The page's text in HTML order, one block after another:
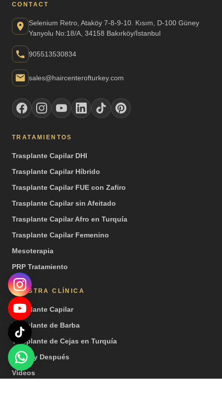
CONTACT
Selenium Retro, Ataköy 7-8-9-10. Kısım, D-100 Güney
Yanyolu No:18/A, 34158 Bakırköy/İstanbul
905513530834
sales@haircenterofturkey.com
TRATAMIENTOS
Trasplante Capilar DHI
Trasplante Capilar Híbrido
Trasplante Capilar FUE con Zafiro
Trasplante Capilar sin Afeitado
Trasplante Capilar Afro en Turquía
Trasplante Capilar Femenino
Mesoterapia
PRP Tratamiento
NUESTRA CLÍNICA
Trasplante Capilar
Trasplante de Barba
Trasplante de Cejas en Turquía
Antes y Después
Vídeos